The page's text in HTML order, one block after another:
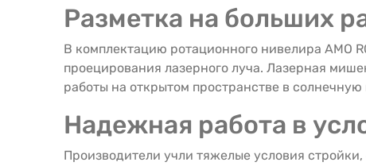
Разметка на больших
В комплектацию ротационного нивелира AMO
проецирования лазерного луча. Лазерная
работы на открытом пространстве в солнечную
Надежная работа в
Производители учли тяжелые условия